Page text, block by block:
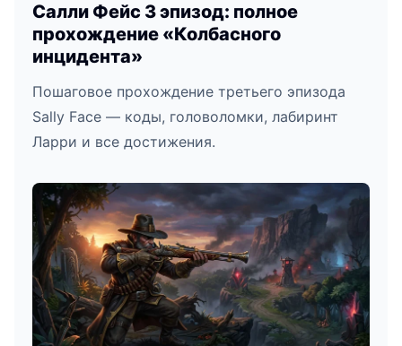
Салли Фейс 3 эпизод: полное
прохождение «Колбасного
инцидента»
Пошаговое прохождение третьего эпизода
Sally Face — коды, головоломки, лабиринт
Ларри и все достижения.